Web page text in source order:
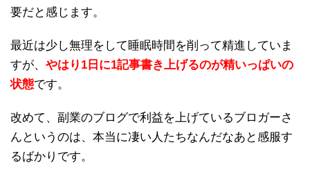
要だと感じます。
最近は少し無理をして睡眠時間を削って精進していま
すが、 やはり1日に1記事書き上げるのが精いっぱいの
状態です。
改めて、副業のブログで利益を上げているブロガーさ
んというのは、本当に凄い人たちなんだなあと感服す
るばかりです。